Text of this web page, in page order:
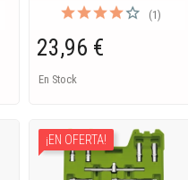
(1)
23,96 €
En Stock
¡EN OFERTA!